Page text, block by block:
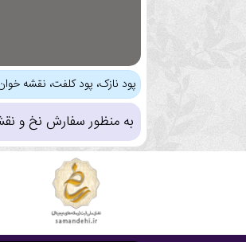
پود نازک، پود کلفت، نقشه
به منظور سفارش نخ و